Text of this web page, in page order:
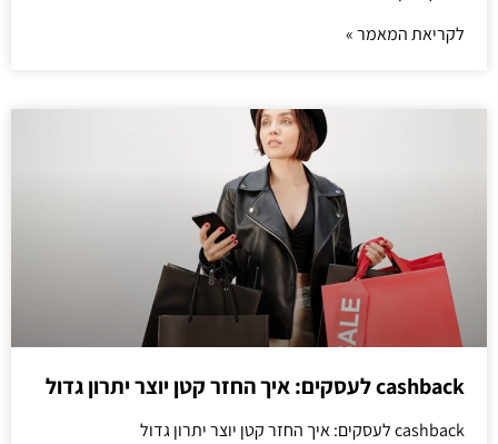
לקריאת המאמר »
cashback לעסקים: איך החזר קטן יוצר יתרון גדול
cashback לעסקים: איך החזר קטן יוצר יתרון גדול